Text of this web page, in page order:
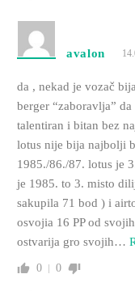
avalon
da , nekad je vozač
berger “zaboravlja”
talentiran i bitan bez
lotus nije bija najbolji
1985./86./87. lotus je
je 1985. to 3. misto
sakupila 71 bod ) i
osvojia 16 PP od
ostvarija gro svojih…
0 0